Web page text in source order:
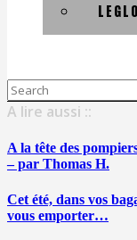
Search
for:
A lire aussi ::
A la tête des
– par Thomas H.
Cet été, dans vos
vous emporter…